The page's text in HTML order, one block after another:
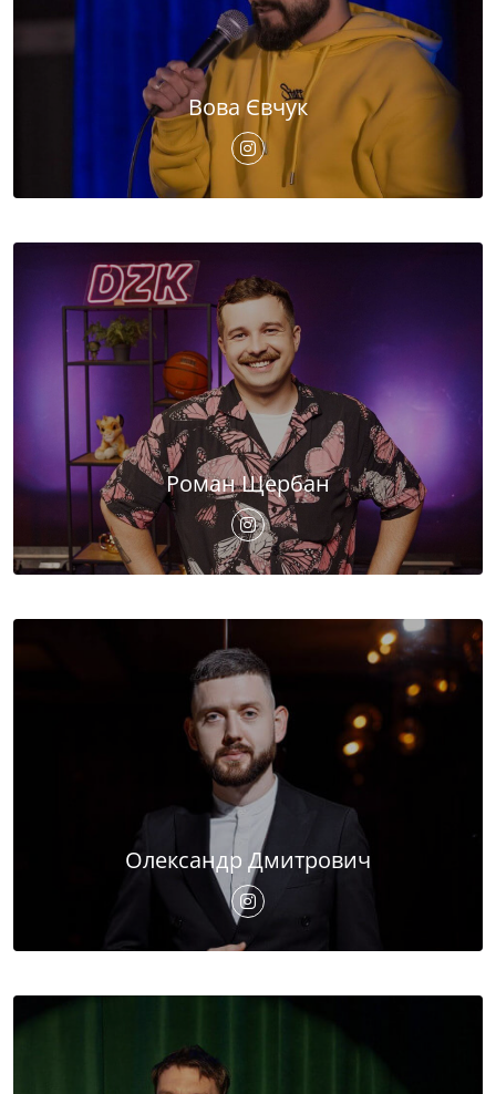
Вова Євчук
Роман Щербан
Олександр Дмитрович